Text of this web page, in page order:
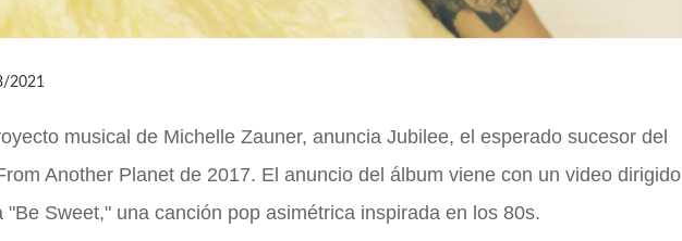
2021
musical de Michelle Zauner, anuncia Jubilee, el esperado sucesor del
Another Planet de 2017. El anuncio del álbum viene con un video dirigido
Sweet," una canción pop asimétrica inspirada en los 80s.